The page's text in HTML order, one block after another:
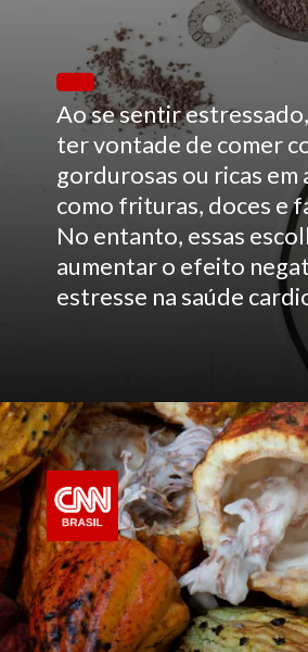
Ao se sentir
ter vontade de comer
gordurosas ou ricas em
como frituras, doces e
No entanto, essas
aumentar o efeito
estresse na saúde